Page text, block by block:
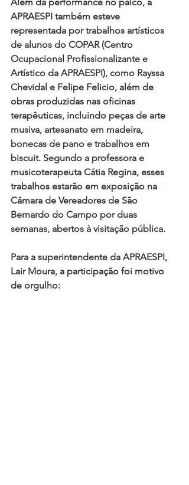
APRAESPI também esteve
representada por trabalhos artísticos
de alunos do COPAR (Centro
Ocupacional Profissionalizante e
Artístico da APRAESPI), como Rayssa
Chevidal e Felipe Felicio, além de
obras produzidas nas oficinas
terapêuticas, incluindo peças de arte
musiva, artesanato em madeira,
bonecas de pano e trabalhos em
biscuit. Segundo a professora e
musicoterapeuta Cátia Regina, esses
trabalhos estarão em exposição na
Câmara de Vereadores de São
Bernardo do Campo por duas
semanas, abertos à visitação pública.
Para a superintendente da APRAESPI,
Lair Moura, a participação foi motivo
de orgulho: